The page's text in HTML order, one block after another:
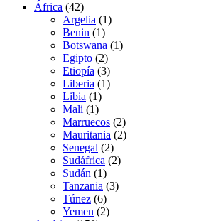
África (42)
Argelia (1)
Benin (1)
Botswana (1)
Egipto (2)
Etiopía (3)
Liberia (1)
Libia (1)
Mali (1)
Marruecos (2)
Mauritania (2)
Senegal (2)
Sudáfrica (2)
Sudán (1)
Tanzania (3)
Túnez (6)
Yemen (2)